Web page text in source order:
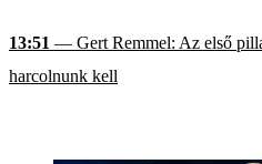
13:51 — Gert Remmel: Az első
harcolnunk kell